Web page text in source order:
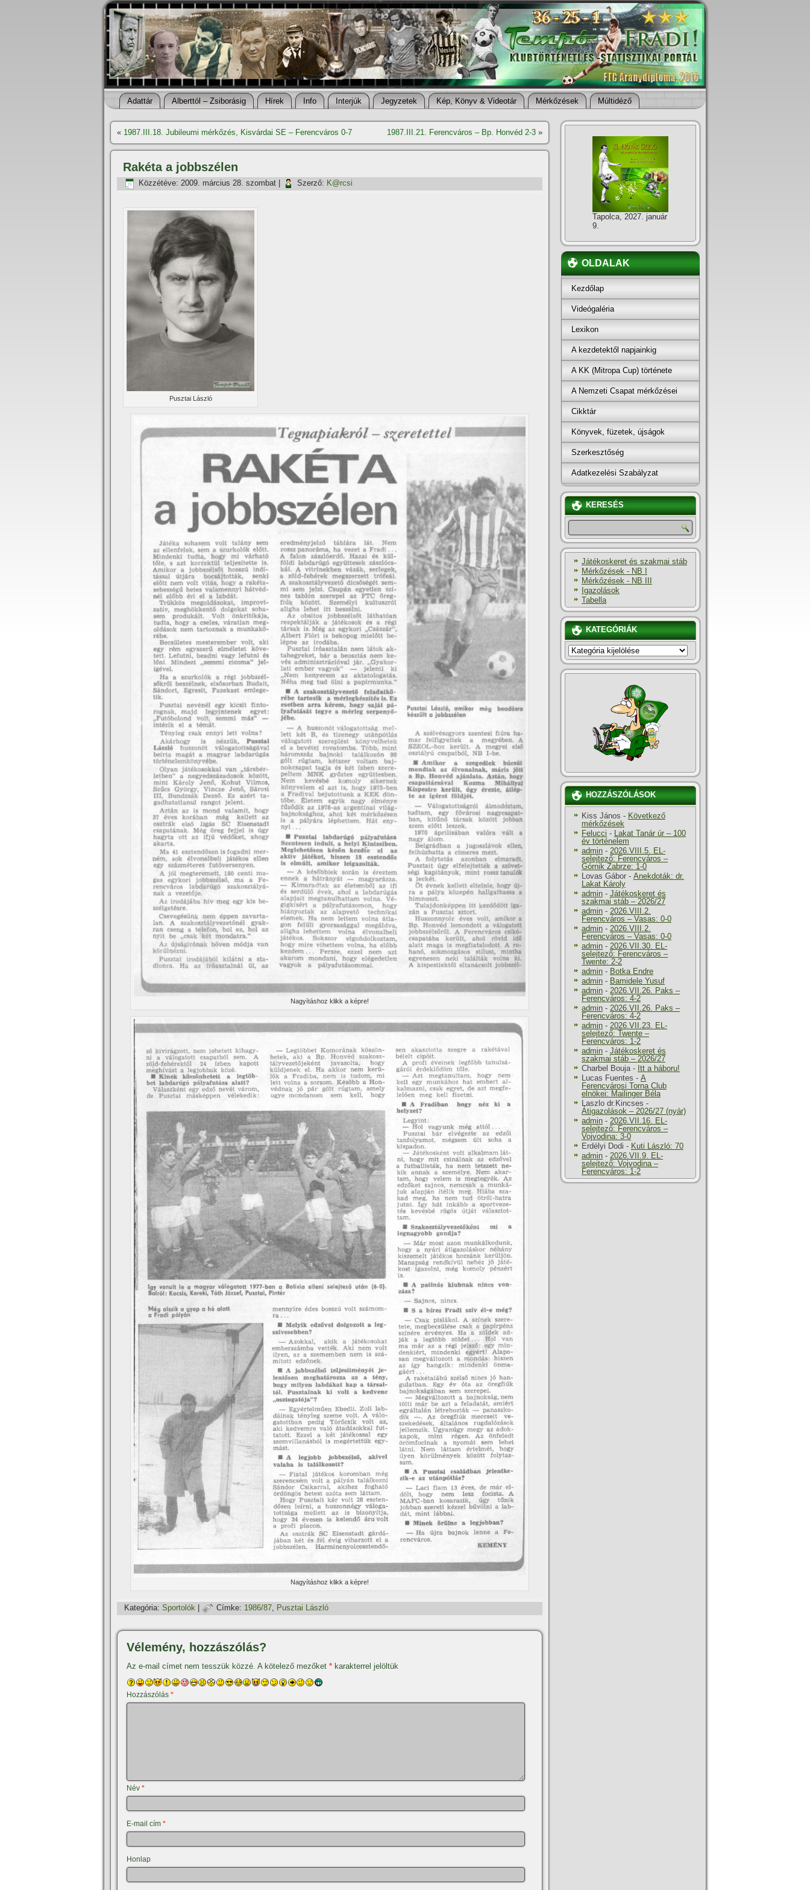
Adattár Alberttól – Zsiborásig Hí­rek Info Interjúk Jegyzetek Kép, Könyv & Videotár Mérkőzések Múltidéző
« 1987.III.18. Jubileumi mérkőzés, Kisvárdai SE – Ferencváros 0-7 1987.III.21. Ferencváros – Bp. Honvéd 2-3 »
Rakéta a jobbszélen
Közzétéve: 2009. március 28. szombat Szerző: K@rcsi
Pusztai László
Nagyí­táshoz klikk a képre!
Nagyí­táshoz klikk a képre!
Kategória: Sportolók Címke: 1986/87, Pusztai László
Vélemény, hozzászólás?
Az e-mail címet nem tesszük közzé. A kötelező mezőket * karakterrel jelöltük
Hozzászólás *
Név *
E-mail cím *
Honlap
Tapolca, 2027. január
9.
OLDALAK
Kezdőlap
Videógaléria
Lexikon
A kezdetektől napjainkig
A KK (Mitropa Cup) története
A Nemzeti Csapat mérkőzései
Cikktár
Könyvek, füzetek, újságok
Szerkesztőség
Adatkezelési Szabályzat
KERESÉS
Játékoskeret és szakmai stáb
Mérkőzések - NB I
Mérkőzések - NB III
Igazolások
Tabella
KATEGÓRIÁK
KATEGÓRIÁK
HOZZÁSZÓLÁSOK
Kiss János - Következő
mérkőzések
Felucci - Lakat Tanár úr – 100
év történelem
admin - 2026.VIII.5. EL-
selejtező: Ferencváros –
Górnik Zabrze: 1-0
Lovas Gábor - Anekdoták: dr.
Lakat Károly
admin - Játékoskeret és
szakmai stáb – 2026/27
admin - 2026.VIII.2.
Ferencváros – Vasas: 0-0
admin - 2026.VIII.2.
Ferencváros – Vasas: 0-0
admin - 2026.VII.30. EL-
selejtező: Ferencváros –
Twente: 2-2
admin - Botka Endre
admin - Bamidele Yusuf
admin - 2026.VII.26. Paks –
Ferencváros: 4-2
admin - 2026.VII.26. Paks –
Ferencváros: 4-2
admin - 2026.VII.23. EL-
selejtező: Twente –
Ferencváros: 1-2
admin - Játékoskeret és
szakmai stáb – 2026/27
Charbel Bouja- Itt a háboru!
Lucas Fuentes - A
Ferencvárosi Torna Club
elnökei: Mailinger Béla
Laszlo dr.Kincses -
Átigazolások – 2026/27 (nyár)
admin - 2026.VII.16. EL-
selejtező: Ferencváros –
Vojvodina: 3-0
Erdélyi Dodi - Kuti László: 70
admin - 2026.VII.9. EL-
selejtező: Vojvodina –
Ferencváros: 1-2